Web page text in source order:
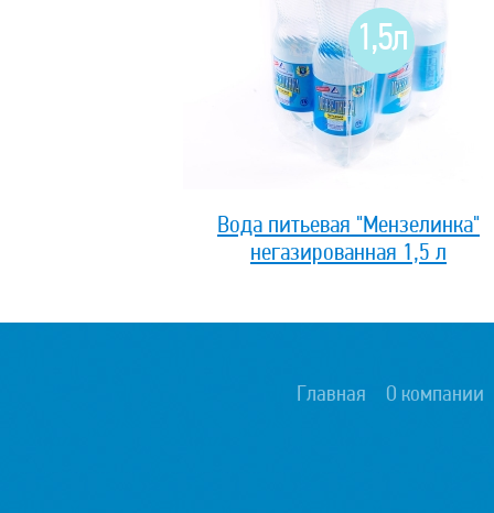
1,5л
Вода питьевая "Мензелинка"
негазированная 1,5 л
Главная О компании